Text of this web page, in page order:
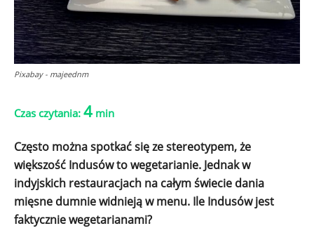
Pixabay - majeednm
Czas czytania: 4 min
Często można spotkać się ze stereotypem, że
większość Indusów to wegetarianie. Jednak w
indyjskich restauracjach na całym świecie dania
mięsne dumnie widnieją w menu. Ile Indusów jest
faktycznie wegetarianami?